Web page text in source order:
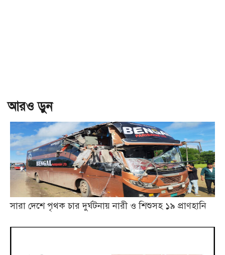
আরও ড়ুন
সারা দেশে পৃথক চার দুর্ঘটনায় নারী ও শিশুসহ ১৯ প্রাণহানি